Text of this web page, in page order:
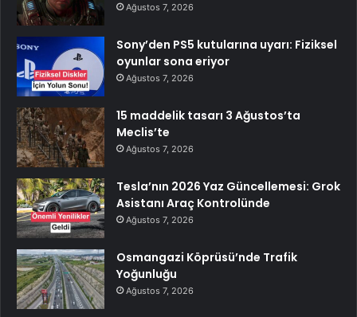
Ağustos 7, 2026
Sony’den PS5 kutularına uyarı: Fiziksel
oyunlar sona eriyor
Ağustos 7, 2026
15 maddelik tasarı 3 Ağustos’ta
Meclis’te
Ağustos 7, 2026
Tesla’nın 2026 Yaz Güncellemesi: Grok
Asistanı Araç Kontrolünde
Ağustos 7, 2026
Osmangazi Köprüsü’nde Trafik
Yoğunluğu
Ağustos 7, 2026